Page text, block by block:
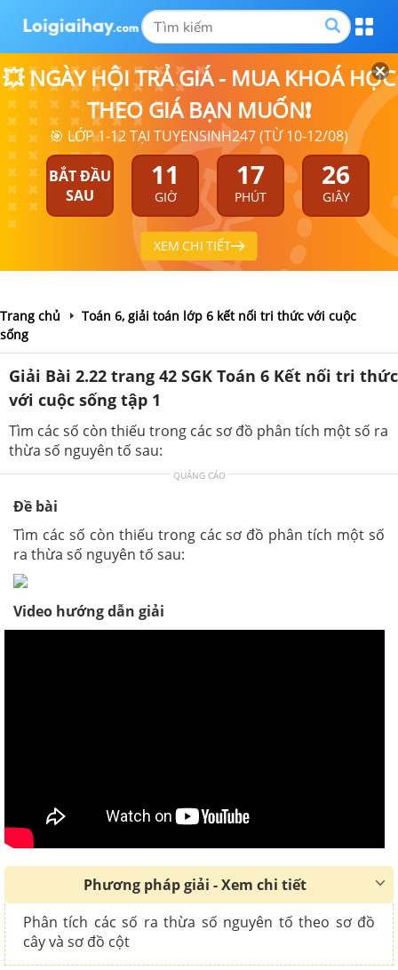
💥 NGÀY HỘI TRẢ GIÁ - MUA KHOÁ HỌC
THEO GIÁ BẠN MUỐN❗
🎯 LỚP 1-12 TẠI TUYENSINH247 (TỪ 10-12/08)
BẮT ĐẦU
SAU
11
GIỜ
17
PHÚT
26
GIÂY
XEM CHI TIẾT
Trang chủ
Toán 6, giải toán lớp 6 kết nối tri thức với cuộc
sống
Giải Bài 2.22 trang 42 SGK Toán 6 Kết nối tri thức
với cuộc sống tập 1
Tìm các số còn thiếu trong các sơ đồ phân tích một số ra
thừa số nguyên tố sau:
QUẢNG CÁO
Đề bài
Tìm các số còn thiếu trong các sơ đồ phân tích một số
ra thừa số nguyên tố sau:
Video hướng dẫn giải
Phương pháp giải - Xem chi tiết
Phân tích các số ra thừa số nguyên tố theo sơ đồ
cây và sơ đồ cột